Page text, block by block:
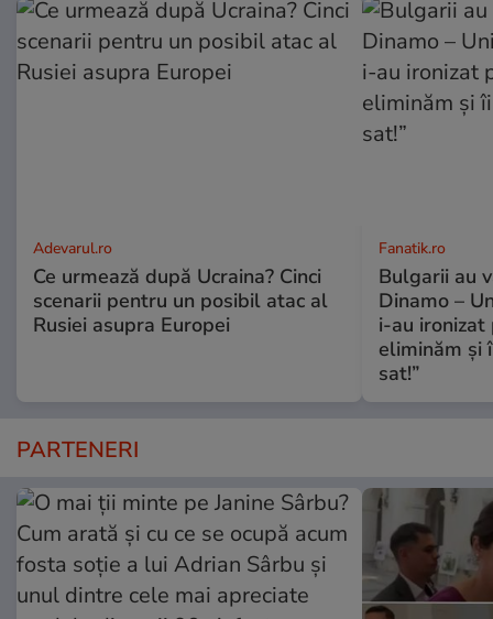
Adevarul.ro
Ce urmează după Ucraina? Cinci
scenarii pentru un posibil atac al
Rusiei asupra Europei
Fanatik.ro
Bulgarii au
Dinamo –
i-au ironizat
eliminăm și
sat!”
PARTENERI